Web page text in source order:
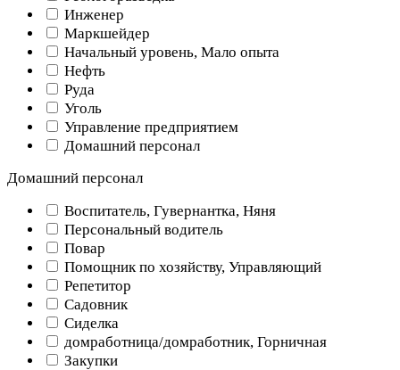
Инженер
Маркшейдер
Начальный уровень, Мало опыта
Нефть
Руда
Уголь
Управление предприятием
Домашний персонал
Домашний персонал
Воспитатель, Гувернантка, Няня
Персональный водитель
Повар
Помощник по хозяйству, Управляющий
Репетитор
Садовник
Сиделка
домработница/домработник, Горничная
Закупки